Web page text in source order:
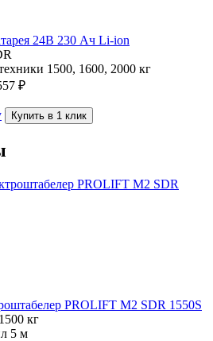
24В 230 Ач Li-ion
1500, 1600, 2000 кг
₽
Купить в 1 клик
PROLIFT M2 SDR 1550S
1500 кг
5 м